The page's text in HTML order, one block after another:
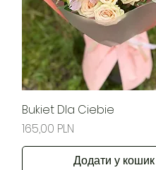
Bukiet Dla Ciebie
Ціна
165,00 PLN
Додати у кошик